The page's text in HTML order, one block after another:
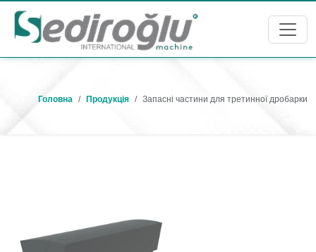
Головна Продукція Запасні частини для третинної дробарки